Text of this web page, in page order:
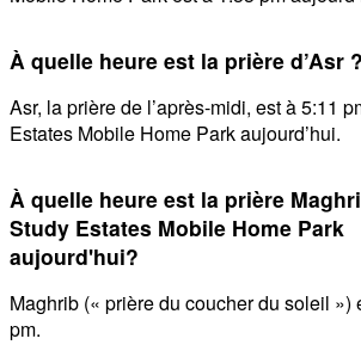
À quelle heure est la prière d’Asr ?
Asr, la prière de l’après-midi, est à 5:11
Estates Mobile Home Park aujourd’hui.
À quelle heure est la prière
Study Estates Mobile Home Park
aujourd'hui?
Maghrib (« prière du coucher du soleil »)
pm.